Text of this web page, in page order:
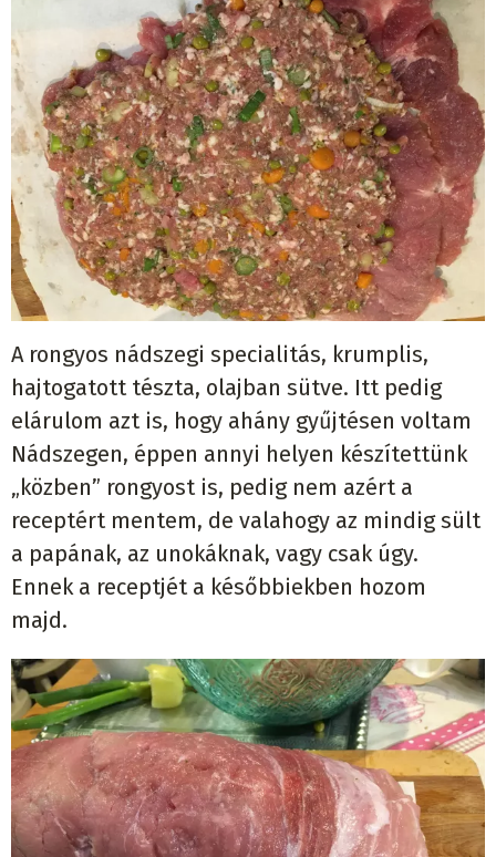
A rongyos nádszegi specialitás, krumplis,
hajtogatott tészta, olajban sütve. Itt pedig
elárulom azt is, hogy ahány gyűjtésen voltam
Nádszegen, éppen annyi helyen készítettünk
„közben” rongyost is, pedig nem azért a
receptért mentem, de valahogy az mindig sült
a papának, az unokáknak, vagy csak úgy.
Ennek a receptjét a későbbiekben hozom
majd.